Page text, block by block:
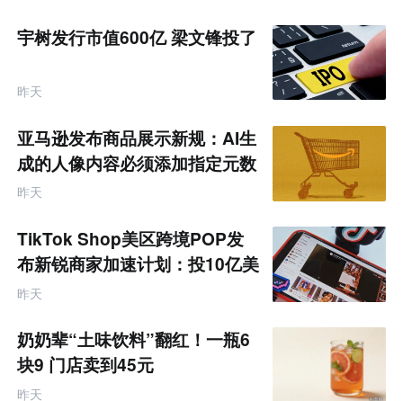
宇树发行市值600亿 梁文锋投了
昨天
亚马逊发布商品展示新规：AI生
成的人像内容必须添加指定元数
据
昨天
TikTok Shop美区跨境POP发
布新锐商家加速计划：投10亿美
金资源帮扶四类商家
昨天
奶奶辈“土味饮料”翻红！一瓶6
块9 门店卖到45元
昨天